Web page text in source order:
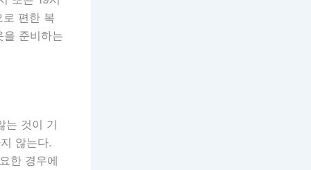
편한 복
준비하는
는 것이 기
않는다.
한 경우에